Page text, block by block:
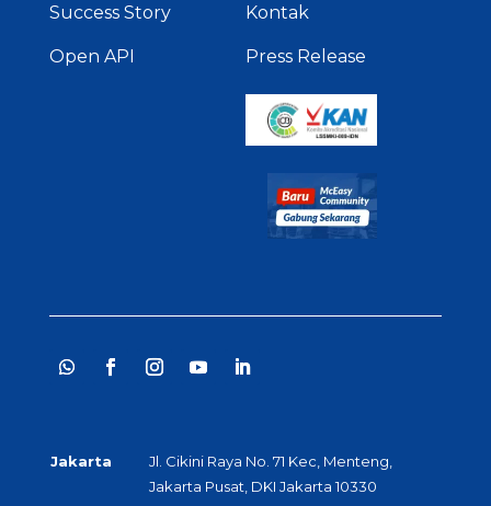
Success Story
Open API
Kontak
Press Release
Jakarta
Jl. Cikini Raya No. 71 Kec, Menteng,
Jakarta Pusat, DKI Jakarta 10330